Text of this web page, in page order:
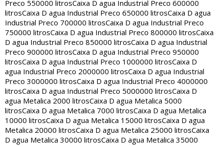
Preco 550000 litrosCaixa D agua Industrial Preco 600000
litrosCaixa D agua Industrial Preco 650000 litrosCaixa D agua
Industrial Preco 700000 litrosCaixa D agua Industrial Preco
750000 litrosCaixa D agua Industrial Preco 800000 litrosCaixa
D agua Industrial Preco 850000 litrosCaixa D agua Industrial
Preco 900000 litrosCaixa D agua Industrial Preco 950000
litrosCaixa D agua Industrial Preco 1000000 litrosCaixa D
agua Industrial Preco 2000000 litrosCaixa D agua Industrial
Preco 3000000 litrosCaixa D agua Industrial Preco 4000000
litrosCaixa D agua Industrial Preco 5000000 litrosCaixa D
agua Metalica 2000 litrosCaixa D agua Metalica 5000
litrosCaixa D agua Metalica 7000 litrosCaixa D agua Metalica
10000 litrosCaixa D agua Metalica 15000 litrosCaixa D agua
Metalica 20000 litrosCaixa D agua Metalica 25000 litrosCaixa
D agua Metalica 30000 litrosCaixa D agua Metalica 35000